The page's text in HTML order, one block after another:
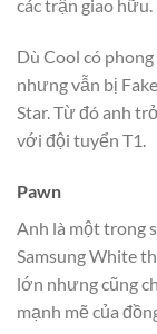
các trận giao hữu.
Dù Cool có
nhưng vẫn bị
Star. Từ đó anh
với đội tuyển T1.
Pawn
Anh là một trong
Samsung White
lớn nhưng cũng
mạnh mẽ của